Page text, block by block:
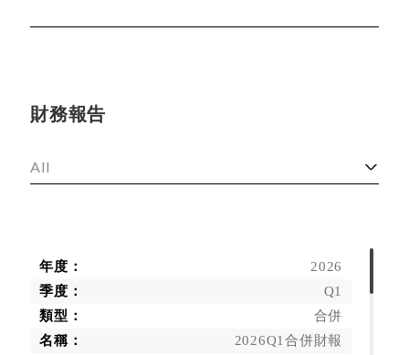
十一月
財務報告
All
2026
Q1
合併
2026Q1合併財報